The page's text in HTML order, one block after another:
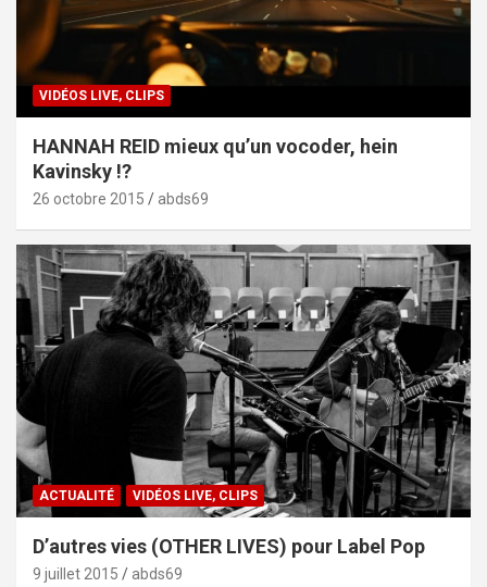
VIDÉOS LIVE, CLIPS
HANNAH REID mieux qu’un vocoder, hein
Kavinsky !?
26 octobre 2015 abds69
ACTUALITÉ VIDÉOS LIVE, CLIPS
D’autres vies (OTHER LIVES) pour Label Pop
9 juillet 2015 abds69